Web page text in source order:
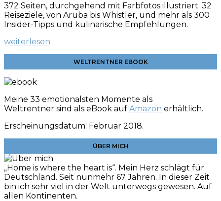
372 Seiten, durchgehend mit Farbfotos illustriert. 32
Reiseziele, von Aruba bis Whistler, und mehr als 300
Insider-Tipps und kulinarische Empfehlungen.
weiterlesen
WELTRENTNER EBOOK
Meine 33 emotionalsten Momente als
Weltrentner sind als eBook auf Amazon erhältlich.
Erscheinungsdatum: Februar 2018.
ÜBER MICH
„Home is where the heart is“. Mein Herz schlägt für
Deutschland. Seit nunmehr 67 Jahren. In dieser Zeit
bin ich sehr viel in der Welt unterwegs gewesen. Auf
allen Kontinenten.